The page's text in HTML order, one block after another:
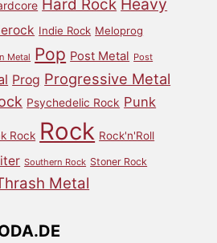
Hard Rock Heavy
Indie Rock Meloprog
Metal Pop Post Metal Post
Prog Progressive Metal
Psychedelic Rock Punk
Rock Rock Rock'n'Roll
Southern Rock Stoner Rock
Metal